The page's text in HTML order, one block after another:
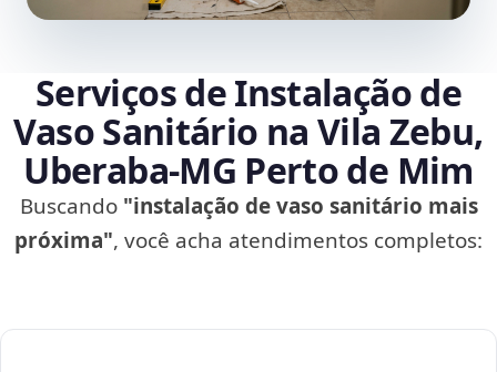
Serviços de Instalação de
Vaso Sanitário na Vila Zebu,
Uberaba‑MG Perto de Mim
Buscando "instalação de vaso sanitário mais
próxima", você acha atendimentos completos: